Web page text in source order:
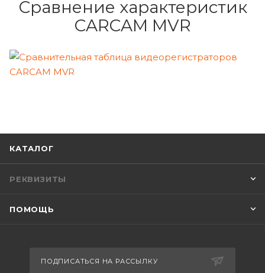
Сравнение характеристик
CARCAM MVR
КАТАЛОГ
РЕКВИЗИТЫ
ПОМОЩЬ
ПОДПИСАТЬСЯ НА РАССЫЛКУ